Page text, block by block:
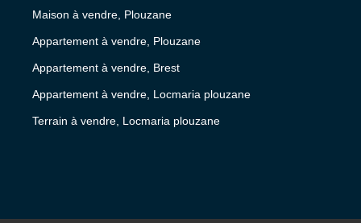
Maison à vendre, Plouzane
Appartement à vendre, Plouzane
Appartement à vendre, Brest
Appartement à vendre, Locmaria plouzane
Terrain à vendre, Locmaria plouzane